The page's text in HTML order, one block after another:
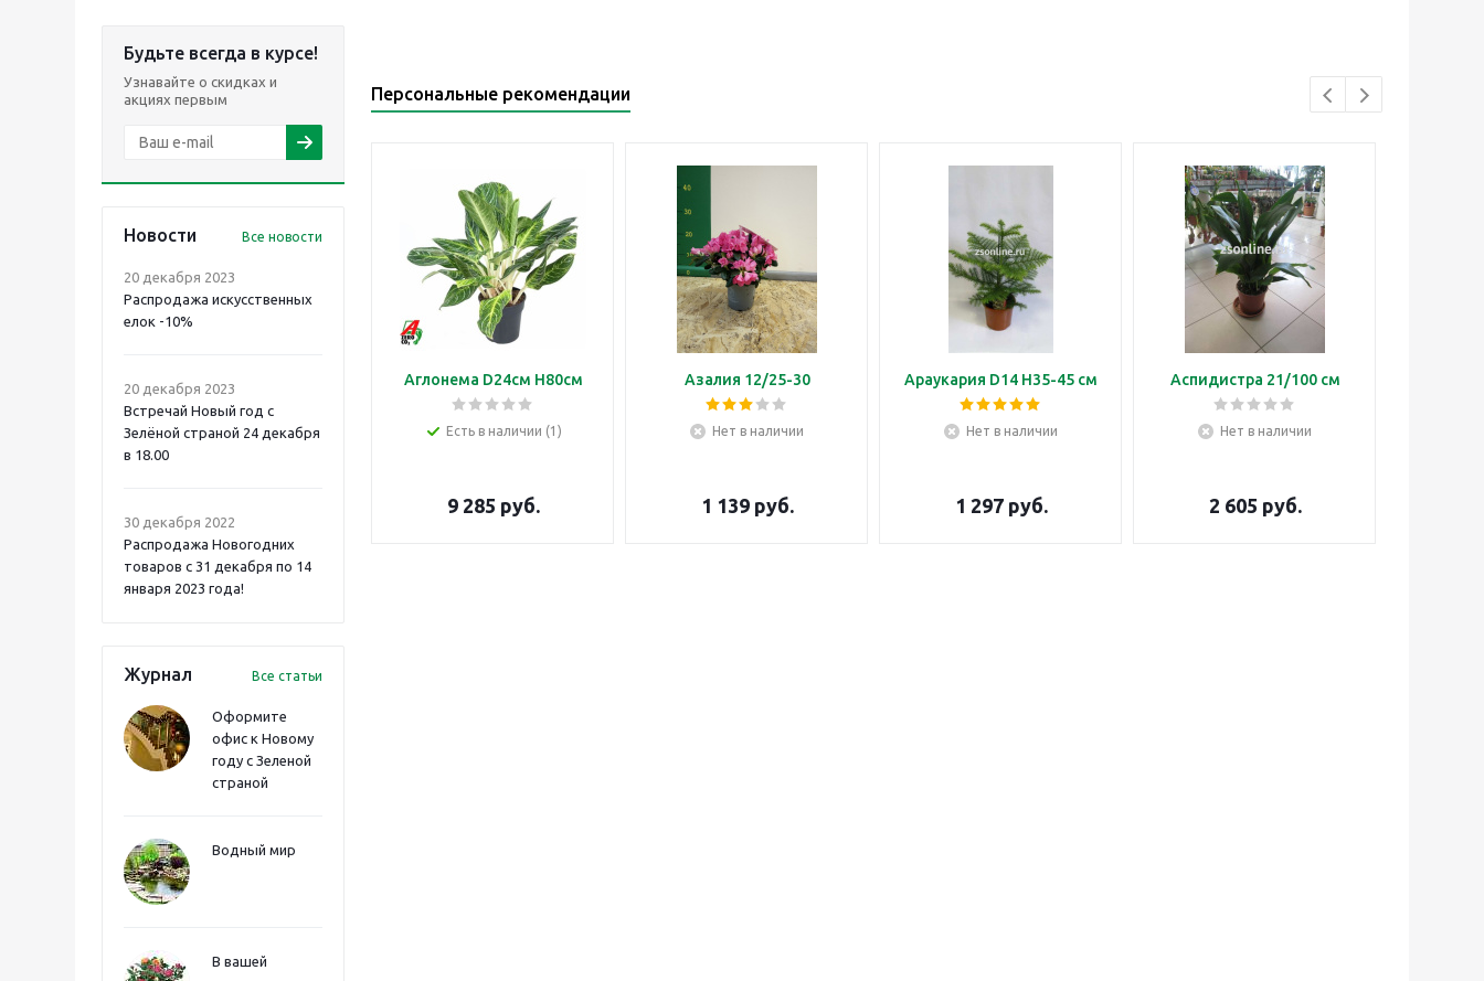
Будьте всегда в курсе!
Узнавайте о скидках и
акциях первым
Новости Все новости
20 декабря 2023
Распродажа искусственных
елок -10%
20 декабря 2023
Встречай Новый год с
Зелёной страной 24 декабря
в 18.00
30 декабря 2022
Распродажа Новогодних
товаров с 31 декабря по 14
января 2023 года!
Журнал Все статьи
Оформите
офис к Новому
году с Зеленой
страной
Водный мир
В вашей
Персональные рекомендации
Аглонема D24см H80см
Есть в наличии (1)
9 285 руб.
Азалия 12/25-30
Нет в наличии
1 139руб.
Араукария D14 H35-45 см
Нет в наличии
1 297руб.
Аспидистра 21/100 см
Нет в наличии
2 605 руб.